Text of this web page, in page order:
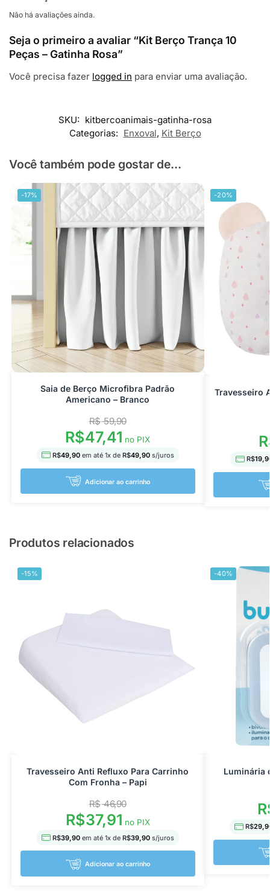
Não há avaliações ainda.
Seja o primeiro a avaliar “Kit Berço Trança 10
Peças – Gatinha Rosa”
Você precisa fazer logged in para enviar uma avaliação.
SKU: kitbercoanimais-gatinha-rosa
Categorias: Enxoval, Kit Berço
Você também pode gostar de...
-17%
Saia de Berço Microfibra Padrão
Americano – Branco
R$59,90
R$47,41 no PIX
R$49,90 em até 1x de R$49,90s/juros
Adicionar ao carrinho
-20%
Travesseiro
R$
Produtos relacionados
-15%
Travesseiro Anti Refluxo Para Carrinho
Com Fronha – Papi
R$46,90
R$37,91 no PIX
R$39,90 em até 1x de R$39,90s/juros
Adicionar ao carrinho
-40%
Luminária
R$